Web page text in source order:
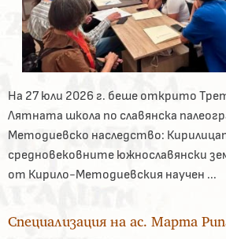
На 27 юли 2026 г. беше открито
Лятната школа по славянска
Методиевско наследство:
средновековните южнославянски
от Кирило-Методиевския научен ...
Специализация на ас. Марта